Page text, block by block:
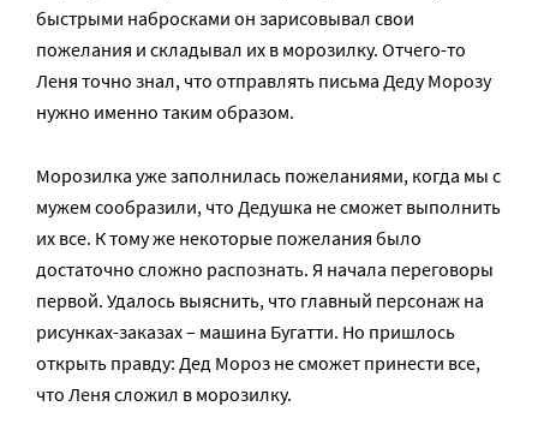
быстрыми набросками он зарисовывал свои
пожелания и складывал их в морозилку. Отчего-то
Леня точно знал, что отправлять письма Деду Морозу
нужно именно таким образом.
Морозилка уже заполнилась пожеланиями, когда мы с
мужем сообразили, что Дедушка не сможет выполнить
их все. К тому же некоторые пожелания было
достаточно сложно распознать. Я начала переговоры
первой. Удалось выяснить, что главный персонаж на
рисунках-заказах – машина Бугатти. Но пришлось
открыть правду: Дед Мороз не сможет принести все,
что Леня сложил в морозилку.